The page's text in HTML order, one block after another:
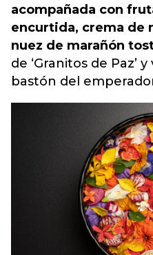
acompañada con
encurtida, crema de
nuez de marañón
de ‘Granitos de Paz’ y
bastón del